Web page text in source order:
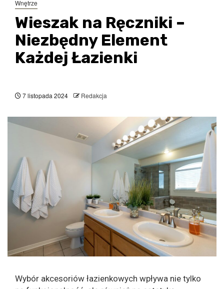
Wnętrze
Wieszak na Ręczniki –
Niezbędny Element
Każdej Łazienki
7 listopada 2024 Redakcja
Wybór akcesoriów łazienkowych wpływa nie tylko